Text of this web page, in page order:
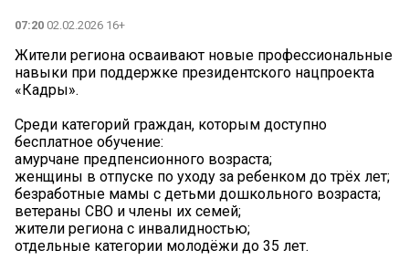
07:20 02.02.2026 16+
Жители региона осваивают новые профессиональные
навыки при поддержке президентского нацпроекта
«Кадры».
Среди категорий граждан, которым доступно
бесплатное обучение:
амурчане предпенсионного возраста;
женщины в отпуске по уходу за ребенком до трёх лет;
безработные мамы с детьми дошкольного возраста;
ветераны СВО и члены их семей;
жители региона с инвалидностью;
отдельные категории молодёжи до 35 лет.